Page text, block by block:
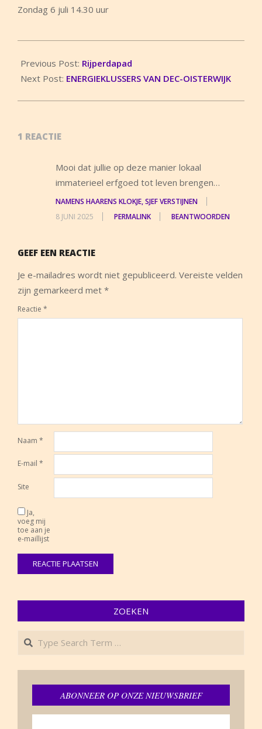
Zondag 6 juli 14.30 uur
06-
04
Previous Post: Rijperdapad
Next Post: ENERGIEKLUSSERS VAN DEC-OISTERWIJK
1 REACTIE
Mooi dat jullie op deze manier lokaal
immaterieel erfgoed tot leven brengen…
NAMENS HAARENS KLOKJE, SJEF VERSTIJNEN
8 JUNI 2025
PERMALINK BEANTWOORDEN
GEEF EEN REACTIE
Je e-mailadres wordt niet gepubliceerd. Vereiste velden
zijn gemarkeerd met *
Reactie *
Naam *
E-mail *
Site
Ja,
voeg mij
toe aan je
e-maillijst
ZOEKEN
Search
ABONNEER OP ONZE NIEUWSBRIEF